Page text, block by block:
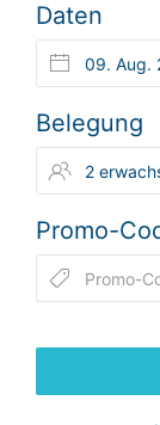
Daten
Belegung
Promo-